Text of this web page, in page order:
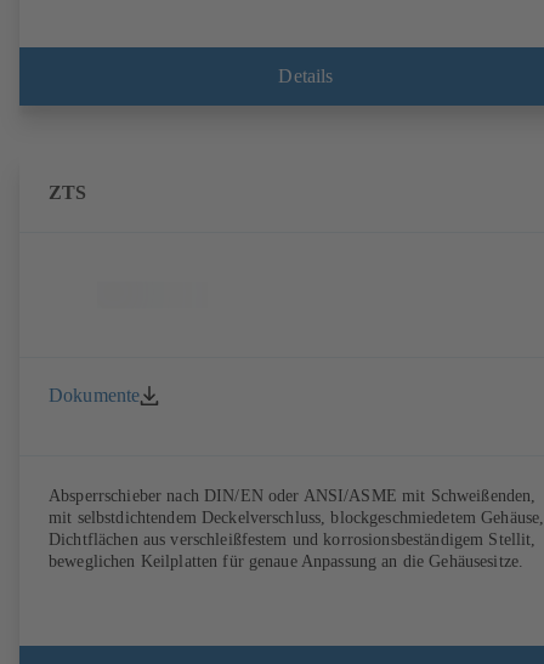
Details
ZTS
Dokumente
Absperrschieber nach DIN/EN oder ANSI/ASME mit Schweißenden,
mit selbstdichtendem Deckelverschluss, blockgeschmiedetem Gehäuse,
Dichtflächen aus verschleißfestem und korrosionsbeständigem Stellit,
beweglichen Keilplatten für genaue Anpassung an die Gehäusesitze.